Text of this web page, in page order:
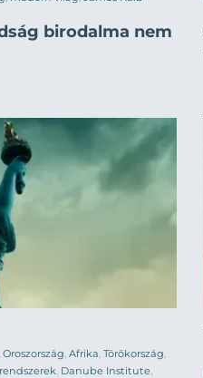
birodalma nem
Oroszország Afrika Törökország
Danube Institute